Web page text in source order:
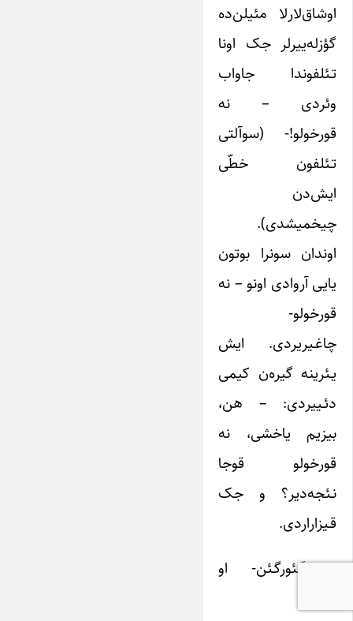
اوشاق‌لارلا مئیلن‌ده
گؤزله‌ییرلر جک اونا
تـئلفوندا جاواب
وئردی – نه
قورخولو!- (سوآلتی
تـئلفون خطّی
ایش‌دن
چیخمیشدی).
اوندان سونرا بوتون
یایی آروادی اونو – نه
قورخولو-
چاغـیریردی. ایش
یـئرینه گیره‌ن کیمی
دئـییردی: – هن،
بیزیم یاخشی، نه
قورخولو قوجا
نـئجه‌دیر؟ و جک
قـیزاراردی.
– گـئورگـئن- او